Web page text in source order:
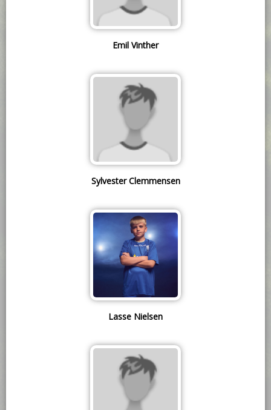
Emil Vinther
Sylvester Clemmensen
Lasse Nielsen